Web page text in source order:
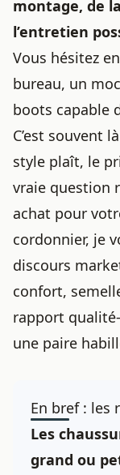
montage, de
l’entretien
Vous hésitez
bureau, un
boots capable
C’est souvent
style plaît, le
vraie question
achat pour
cordonnier, je
discours
confort,
rapport
une paire
En bref : les
Les
grand ou